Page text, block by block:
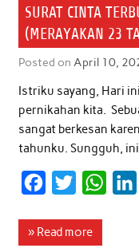
SURAT CINTA
(MERAYAKAN 23
Posted on April 10,
Istriku sayang, Hari
pernikahan kita.
sangat berkesan
tahunku. Sungguh,
c
i
W
» Read more